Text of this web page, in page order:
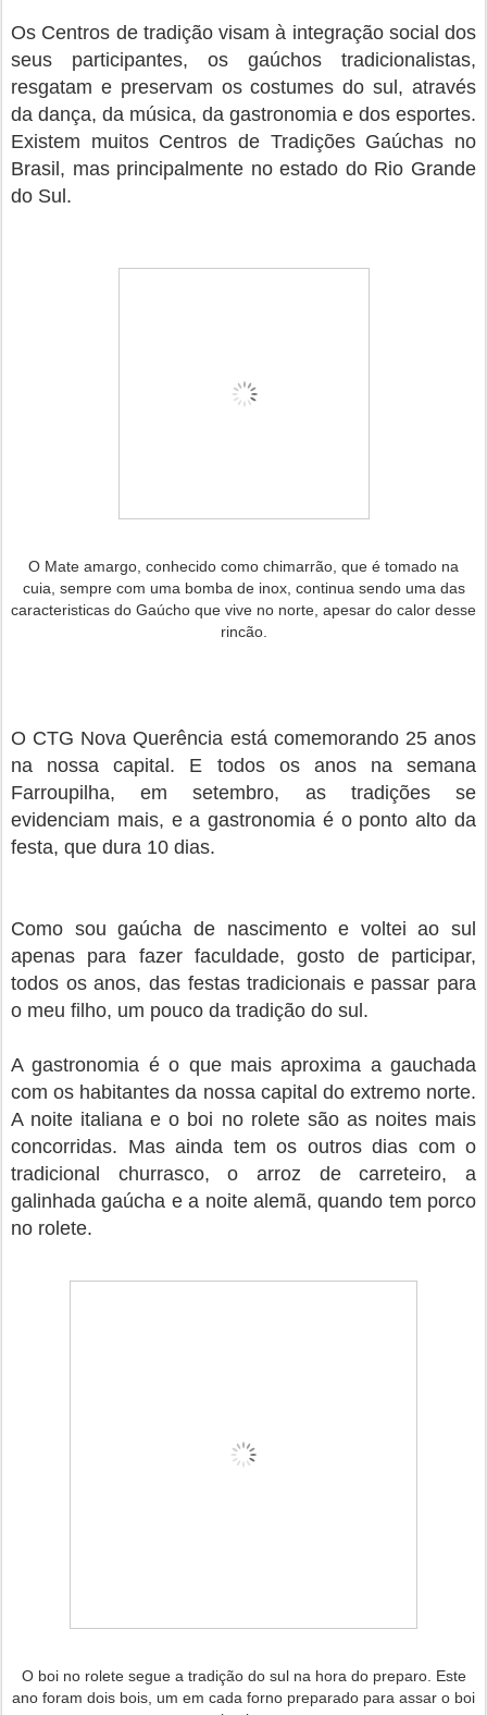
Os Centros de tradição visam à integração social dos
seus participantes, os gaúchos tradicionalistas,
resgatam e preservam os costumes do sul, através
da dança, da música, da gastronomia e dos esportes.
Existem muitos Centros de Tradições Gaúchas no
Brasil, mas principalmente no estado do Rio Grande
do Sul.
O Mate amargo, conhecido como chimarrão, que é tomado na
cuia, sempre com uma bomba de inox, continua sendo uma das
caracteristicas do Gaúcho que vive no norte, apesar do calor desse
rincão.
O CTG Nova Querência está comemorando 25 anos
na nossa capital. E todos os anos na semana
Farroupilha, em setembro, as tradições se
evidenciam mais, e a gastronomia é o ponto alto da
festa, que dura 10 dias.
Como sou gaúcha de nascimento e voltei ao sul
apenas para fazer faculdade, gosto de participar,
todos os anos, das festas tradicionais e passar para
o meu filho, um pouco da tradição do sul.
A gastronomia é o que mais aproxima a gauchada
com os habitantes da nossa capital do extremo norte.
A noite italiana e o boi no rolete são as noites mais
concorridas. Mas ainda tem os outros dias com o
tradicional churrasco, o arroz de carreteiro, a
galinhada gaúcha e a noite alemã, quando tem porco
no rolete.
O boi no rolete segue a tradição do sul na hora do preparo. Este
ano foram dois bois, um em cada forno preparado para assar o boi